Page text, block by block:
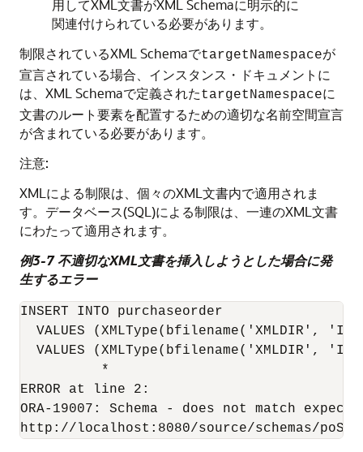
用してXML文書がXML Schemaに明示的に
関連付けられている必要があります。
制限されているXML SchemaでtargetNamespaceが
宣言されている場合、インスタンス・ドキュメントに
は、XML Schemaで定義されたtargetNamespaceに
文書のルート要素を配置するための適切な名前空間宣言
が含まれている必要があります。
注意:
XMLによる制限は、個々のXML文書内で適用されま
す。データベース(SQL)による制限は、一連のXML文書
にわたって適用されます。
例3-7 不適切なXML文書を挿入しようとした場合に発
生するエラー
INSERT INTO purchaseorder
VALUES (XMLType(bfilename('XMLDIR',
VALUES (XMLType(bfilename('XMLDIR',
          *
ERROR at line 2:
ORA-19007: Schema - does not match